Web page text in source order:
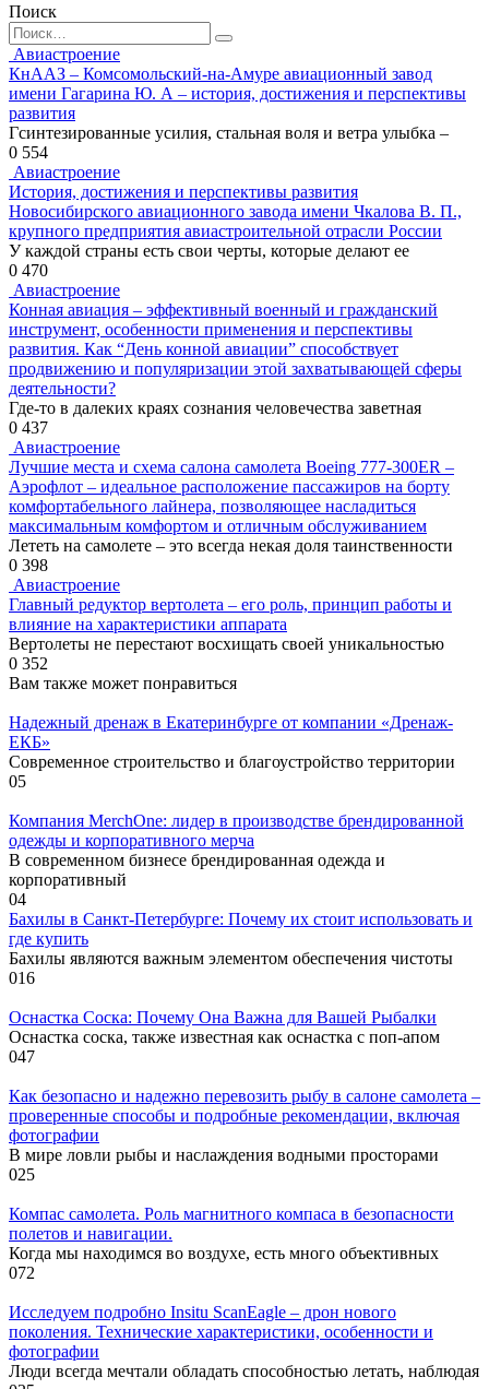
Поиск
Search
for:
Авиастроение
КнААЗ – Комсомольский-на-Амуре авиационный завод
имени Гагарина Ю. А – история, достижения и перспективы
развития
Гсинтезированные усилия, стальная воля и ветра улыбка –
0 554
Авиастроение
История, достижения и перспективы развития
Новосибирского авиационного завода имени Чкалова В. П.,
крупного предприятия авиастроительной отрасли России
У каждой страны есть свои черты, которые делают ее
0 470
Авиастроение
Конная авиация – эффективный военный и гражданский
инструмент, особенности применения и перспективы
развития. Как “День конной авиации” способствует
продвижению и популяризации этой захватывающей сферы
деятельности?
Где-то в далеких краях сознания человечества заветная
0 437
Авиастроение
Лучшие места и схема салона самолета Boeing 777-300ER –
Аэрофлот – идеальное расположение пассажиров на борту
комфортабельного лайнера, позволяющее насладиться
максимальным комфортом и отличным обслуживанием
Лететь на самолете – это всегда некая доля таинственности
0 398
Авиастроение
Главный редуктор вертолета – его роль, принцип работы и
влияние на характеристики аппарата
Вертолеты не перестают восхищать своей уникальностью
0 352
Вам также может понравиться
Надежный дренаж в Екатеринбурге от компании «Дренаж-
ЕКБ»
Современное строительство и благоустройство территории
05
Компания MerchOne: лидер в производстве брендированной
одежды и корпоративного мерча
В современном бизнесе брендированная одежда и
корпоративный
04
Бахилы в Санкт-Петербурге: Почему их стоит использовать и
где купить
Бахилы являются важным элементом обеспечения чистоты
016
Оснастка Соска: Почему Она Важна для Вашей Рыбалки
Оснастка соска, также известная как оснастка с поп-апом
047
Как безопасно и надежно перевозить рыбу в салоне самолета –
проверенные способы и подробные рекомендации, включая
фотографии
В мире ловли рыбы и наслаждения водными просторами
025
Компас самолета. Роль магнитного компаса в безопасности
полетов и навигации.
Когда мы находимся во воздухе, есть много объективных
072
Исследуем подробно Insitu ScanEagle – дрон нового
поколения. Технические характеристики, особенности и
фотографии
Люди всегда мечтали обладать способностью летать, наблюдая